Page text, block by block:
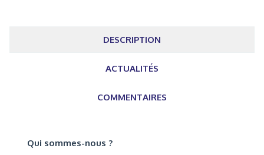
DESCRIPTION
ACTUALITÉS
COMMENTAIRES
Qui sommes-nous ?